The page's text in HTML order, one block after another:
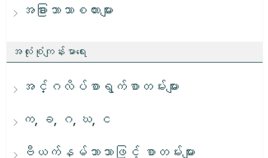
အခြားဘာသာစကားများ
အလုံးစုံကျန်းမာရေး
အင်္ဂလိပ်စာရွက်စာတမ်းများ
က, ခ, ဂ, ဃ, င
ဗီယက်နမ်ဘာသာဖြင့် စာတမ်းများ